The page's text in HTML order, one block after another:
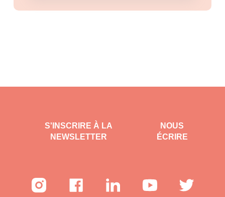
S'INSCRIRE À LA
NEWSLETTER
NOUS
ÉCRIRE